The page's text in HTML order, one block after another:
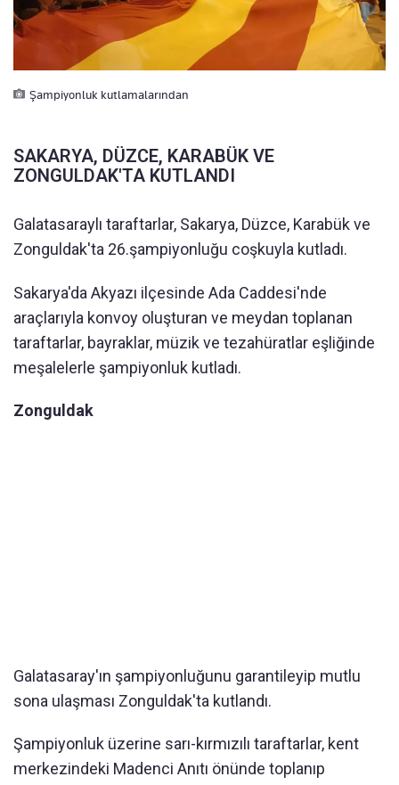
Şampiyonluk kutlamalarından
SAKARYA, DÜZCE, KARABÜK VE
ZONGULDAK'TA KUTLANDI
Galatasaraylı taraftarlar, Sakarya, Düzce, Karabük ve
Zonguldak'ta 26.şampiyonluğu coşkuyla kutladı.
Sakarya'da Akyazı ilçesinde Ada Caddesi'nde
araçlarıyla konvoy oluşturan ve meydan toplanan
taraftarlar, bayraklar, müzik ve tezahüratlar eşliğinde
meşalelerle şampiyonluk kutladı.
Zonguldak
Galatasaray'ın şampiyonluğunu garantileyip mutlu
sona ulaşması Zonguldak'ta kutlandı.
Şampiyonluk üzerine sarı-kırmızılı taraftarlar, kent
merkezindeki Madenci Anıtı önünde toplanıp